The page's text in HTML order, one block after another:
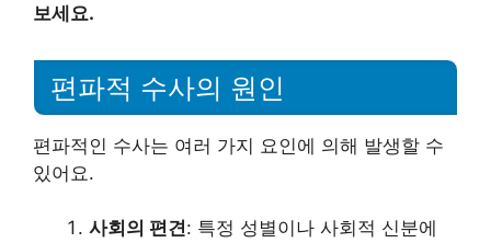
보세요.
편파적 수사의 원인
편파적인 수사는 여러 가지 요인에 의해 발생할 수
있어요.
사회의 편견: 특정 성별이나 사회적 신분에